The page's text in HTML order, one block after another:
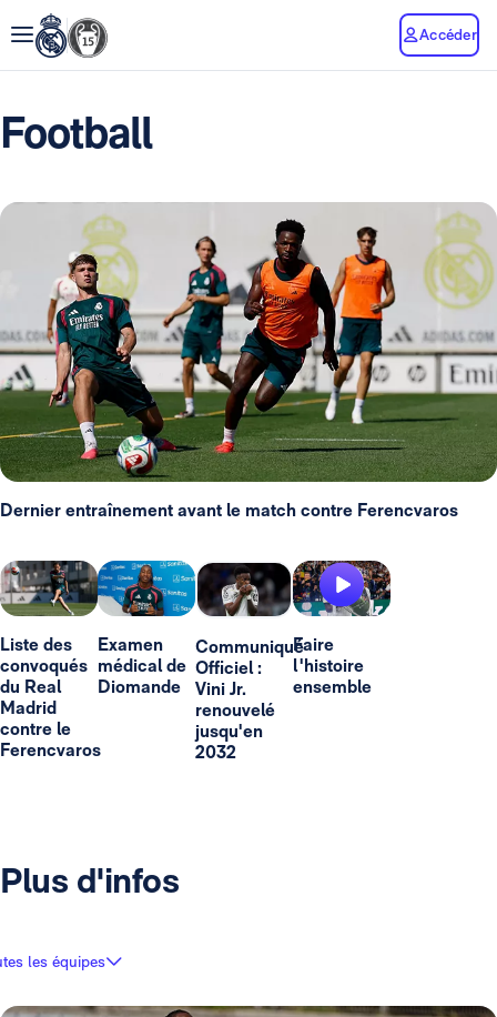
Accéder
Football
Dernier entraînement avant le match contre Ferencvaros
Liste des
convoqués
du Real
Madrid
contre le
Ferencvaros
Examen
médical de
Diomande
Communiqué
Officiel :
Vini Jr.
renouvelé
jusqu'en
2032
Faire
l'histoire
ensemble
Plus d'infos
les équipes